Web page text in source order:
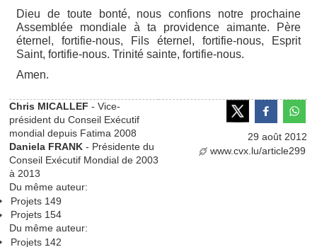
Dieu de toute bonté, nous confions notre prochaine
Assemblée mondiale à ta providence aimante. Père
éternel, fortifie-nous, Fils éternel, fortifie-nous, Esprit
Saint, fortifie-nous. Trinité sainte, fortifie-nous.
Amen.
Chris MICALLEF - Vice-
président du Conseil Exécutif
mondial depuis Fatima 2008
Daniela FRANK - Présidente du
Conseil Exécutif Mondial de 2003
à 2013
29 août 2012
www.cvx.lu/article299
Du même auteur:
Projets 149
Projets 154
Du même auteur:
Projets 142